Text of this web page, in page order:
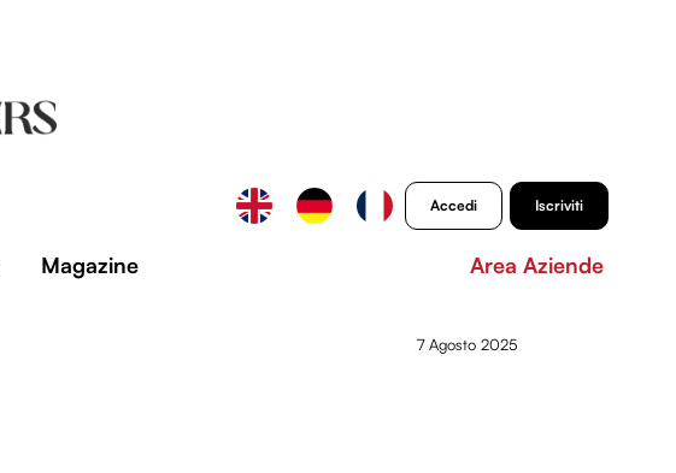
Accedi Iscriviti
Magazine Area Aziende
7 Agosto 2025